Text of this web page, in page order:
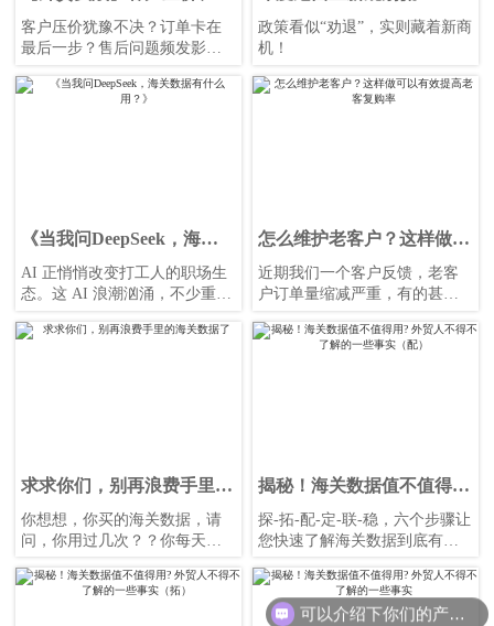
单最后一步、售后影响复购
的话术方案
客户压价犹豫不决？订单卡在
最后一步？售后问题频发影响
助你快速打消疑虑、促成合
教你稳赚不赔
政策看似“劝退”，实则藏着新商
机！
《当我问DeepSeek，海关
数据有什么用？》
AI 正悄悄改变打工人的职场生
态。这 AI 浪潮汹涌，不少重复
人被自动化机械臂接手，数据
怎么维护老客户？这样做可
以有效提高老客复购率
近期我们一个客户反馈，老客
户订单量缩减严重，有的甚至
求求你们，别再浪费手里的
海关数据了
你想想，你买的海关数据，请
问，你用过几次？？你每天一
万块的数据，那么多潜在客户
揭秘！海关数据值不值得
用? 外贸人不得不了解的一
些事实（配）
探-拓-配-定-联-稳，六个步骤让
您快速了解海关数据到底有没
——配，百里挑一，提升 80%
客户精准度。
可以介绍下你们的产品么